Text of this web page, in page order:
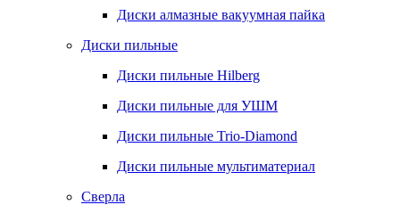
Диски алмазные вакуумная пайка
Диски пильные
Диски пильные Hilberg
Диски пильные для УШМ
Диски пильные Trio-Diamond
Диски пильные мультиматериал
Сверла